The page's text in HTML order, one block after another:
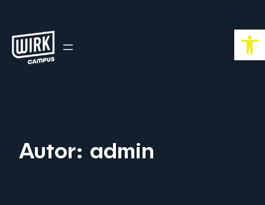
springen
Autor: admin